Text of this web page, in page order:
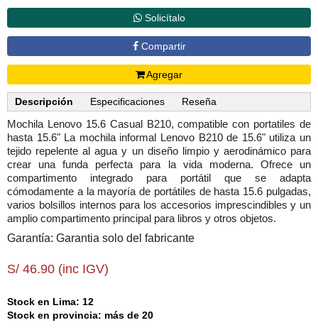
Solicítalo
Compartir
Agregar
Descripción Especificaciones Reseña
Mochila Lenovo 15.6 Casual B210, compatible con portatiles de
hasta 15.6" La mochila informal Lenovo B210 de 15.6" utiliza un
tejido repelente al agua y un diseño limpio y aerodinámico para
crear una funda perfecta para la vida moderna. Ofrece un
compartimento integrado para portátil que se adapta
cómodamente a la mayoría de portátiles de hasta 15.6 pulgadas,
varios bolsillos internos para los accesorios imprescindibles y un
amplio compartimento principal para libros y otros objetos.
Garantía: Garantia solo del fabricante
S/ 46.90 (inc IGV)
Stock en Lima: 12
Stock en provincia: más de 20